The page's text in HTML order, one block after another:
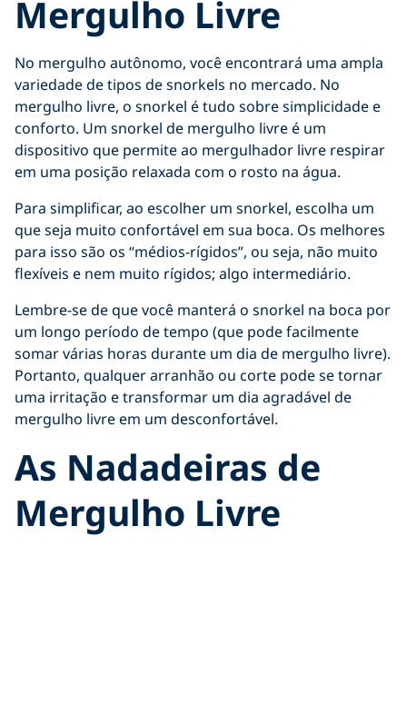
Mergulho Livre
No mergulho autônomo, você encontrará uma ampla
variedade de tipos de snorkels no mercado. No
mergulho livre, o snorkel é tudo sobre simplicidade e
conforto. Um snorkel de mergulho livre é um
dispositivo que permite ao mergulhador livre respirar
em uma posição relaxada com o rosto na água.
Para simplificar, ao escolher um snorkel, escolha um
que seja muito confortável em sua boca. Os melhores
para isso são os “médios-rígidos”, ou seja, não muito
flexíveis e nem muito rígidos; algo intermediário.
Lembre-se de que você manterá o snorkel na boca por
um longo período de tempo (que pode facilmente
somar várias horas durante um dia de mergulho livre).
Portanto, qualquer arranhão ou corte pode se tornar
uma irritação e transformar um dia agradável de
mergulho livre em um desconfortável.
As Nadadeiras de
Mergulho Livre